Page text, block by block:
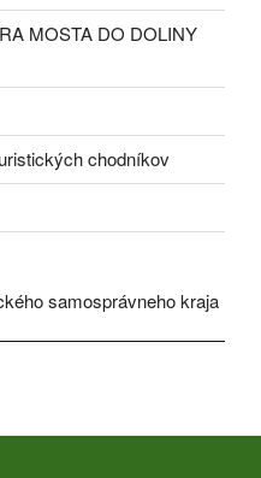
MOSTA DO DOLINY
chodníkov